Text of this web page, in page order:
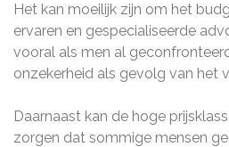
Het kan moeilijk zijn om het
ervaren en gespecialiseerde
vooral als men al
onzekerheid als gevolg van het
Daarnaast kan de hoge
zorgen dat sommige mensen